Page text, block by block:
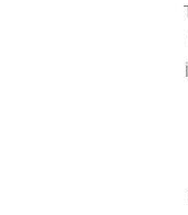
Yorumu